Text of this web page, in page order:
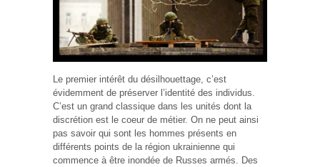
Le premier intérêt du désilhouettage, c’est
évidemment de préserver l’identité des individus.
C’est un grand classique dans les unités dont la
discrétion est le coeur de métier. On ne peut ainsi
pas savoir qui sont les hommes présents en
différents points de la région ukrainienne qui
commence à être inondée de Russes armés. Des